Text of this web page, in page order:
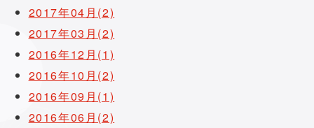
2017年04月(2)
2017年03月(2)
2016年12月(1)
2016年10月(2)
2016年09月(1)
2016年06月(2)